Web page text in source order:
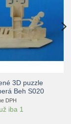
3D puzzle
Beh S020
DPH
iba 1